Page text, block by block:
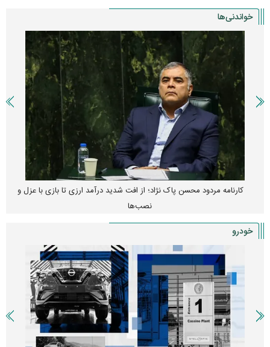
بازار اجاره لپ‌تاپ رونق گرفت + عکس
اعتبار کالابرگ مرداد ۱۴۰۵ امروز شارژ شد
خواندنی‌ها
پیش‌بینی بورس امروز دوشنبه ۱۲ مرداد ماه ۱۴۰۵
خودرو